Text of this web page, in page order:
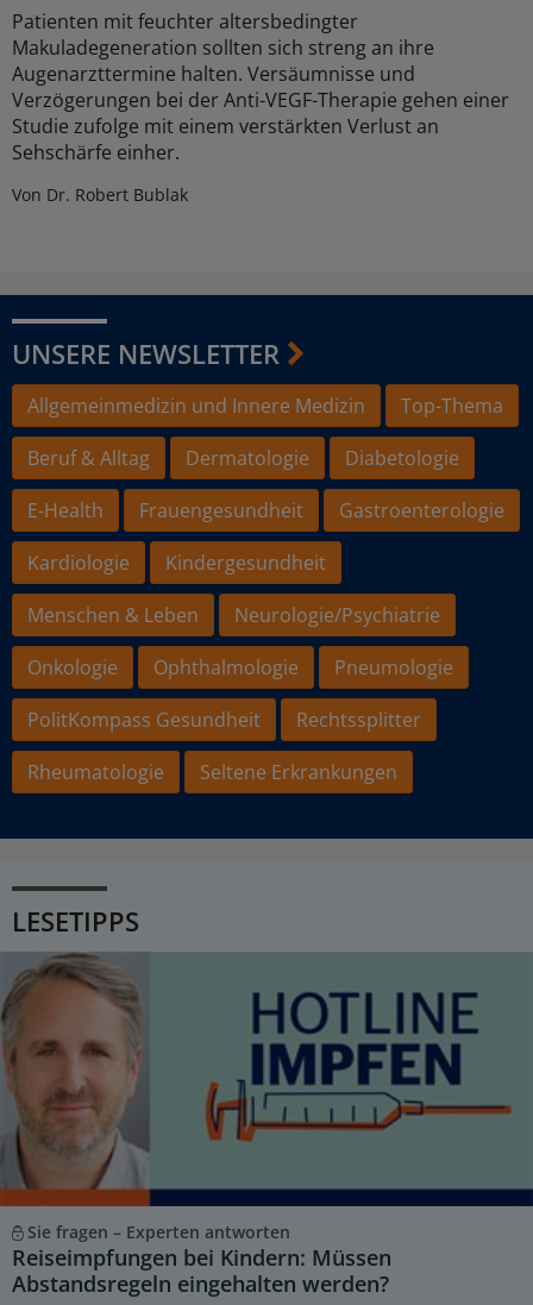
Patienten mit feuchter altersbedingter
Makuladegeneration sollten sich streng an ihre
Augenarzttermine halten. Versäumnisse und
Verzögerungen bei der Anti-VEGF-Therapie gehen einer
Studie zufolge mit einem verstärkten Verlust an
Sehschärfe einher.
Von Dr. Robert Bublak
UNSERE NEWSLETTER
Allgemeinmedizin und Innere Medizin
Top-Thema
Beruf & Alltag
Dermatologie
Diabetologie
E-Health
Frauengesundheit
Gastroenterologie
Kardiologie
Kindergesundheit
Menschen & Leben
Neurologie/Psychiatrie
Onkologie
Ophthalmologie
Pneumologie
PolitKompass Gesundheit
Rechtssplitter
Rheumatologie
Seltene Erkrankungen
LESETIPPS
Sie fragen – Experten antworten
Reiseimpfungen bei Kindern: Müssen
Abstandsregeln eingehalten werden?